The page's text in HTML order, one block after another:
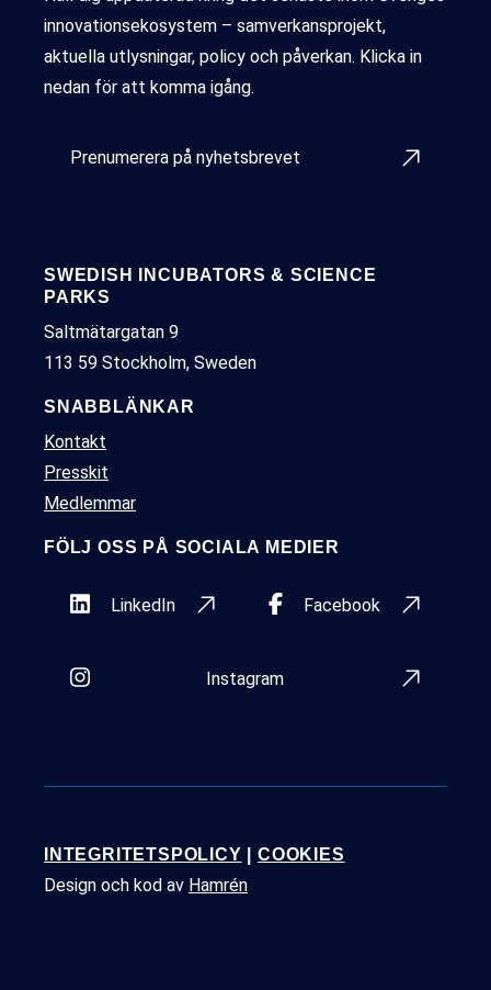
innovationsekosystem – samverkansprojekt,
aktuella utlysningar, policy och påverkan. Klicka in
nedan för att komma igång.
Prenumerera på nyhetsbrevet
SWEDISH INCUBATORS & SCIENCE
PARKS
Saltmätargatan 9
113 59 Stockholm, Sweden
SNABBLÄNKAR
Kontakt
Presskit
Medlemmar
FÖLJ OSS PÅ SOCIALA MEDIER
LinkedIn Facebook
Instagram
INTEGRITETSPOLICY |COOKIES
Design och kod av Hamrén